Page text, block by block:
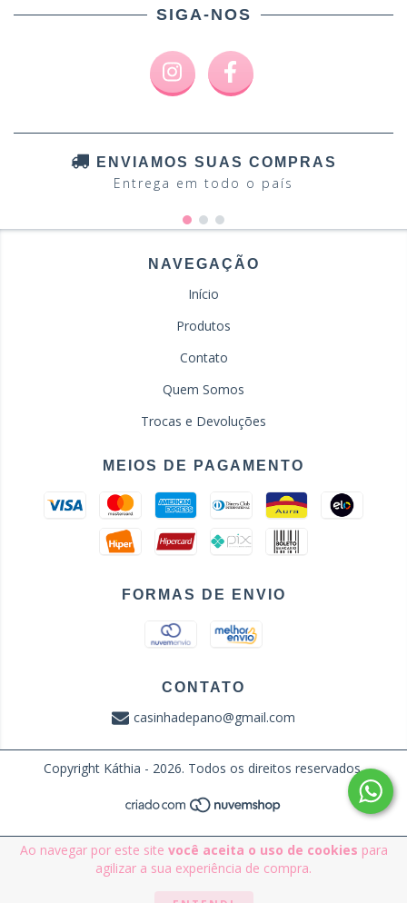
Ao navegar por este site você aceita o uso de cookies para
agilizar a sua experiência de compra.
SIGA-NOS
ENVIAMOS SUAS COMPRAS
Entrega em todo o país
NAVEGAÇÃO
Início
Produtos
Contato
Quem Somos
Trocas e Devoluções
MEIOS DE PAGAMENTO
FORMAS DE ENVIO
CONTATO
casinhadepano@gmail.com
Copyright Káthia - 2026. Todos os direitos reservados.